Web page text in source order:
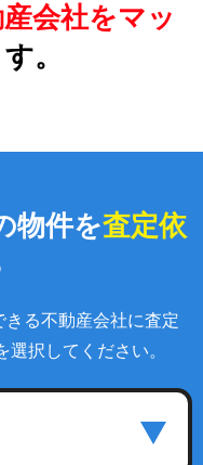
会社をマッ
。
物件を査定依
きる不動産会社に査定
択してください。